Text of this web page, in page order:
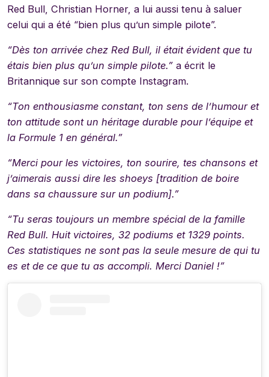
Red Bull, Christian Horner, a lui aussi tenu à saluer
celui qui a été “bien plus qu’un simple pilote”.
“Dès ton arrivée chez Red Bull, il était évident que tu
étais bien plus qu’un simple pilote.” a écrit le
Britannique sur son compte Instagram.
“Ton enthousiasme constant, ton sens de l’humour et
ton attitude sont un héritage durable pour l’équipe et
la Formule 1 en général.”
“Merci pour les victoires, ton sourire, tes chansons et
j’aimerais aussi dire les shoeys [tradition de boire
dans sa chaussure sur un podium].”
“Tu seras toujours un membre spécial de la famille
Red Bull. Huit victoires, 32 podiums et 1329 points.
Ces statistiques ne sont pas la seule mesure de qui tu
es et de ce que tu as accompli. Merci Daniel !”